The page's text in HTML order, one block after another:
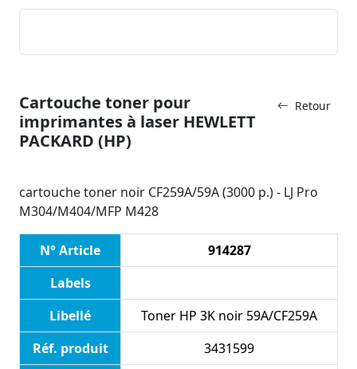
Retour
Cartouche toner pour
imprimantes à laser HEWLETT
PACKARD (HP)
cartouche toner noir CF259A/59A (3000 p.) - LJ Pro
M304/M404/MFP M428
N° Article
914287
Labels
Libellé
Toner HP 3K noir 59A/CF259A
Réf. produit
3431599